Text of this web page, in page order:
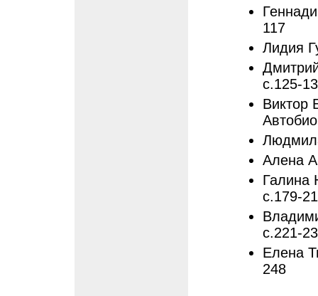
117
Лидия
с.125-
Виктор
Алена
Галина
с.179-
с.221-
Елена
248